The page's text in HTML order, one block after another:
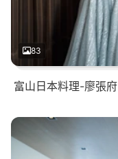
83
富山日本料理-廖張府